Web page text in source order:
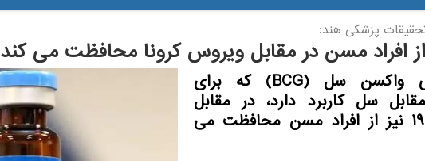
پزشكی هند:
افراد مسن در مقابل ویروس كرونا محافظت می كند
خراسان رضوی واكسن سل (BCG) كه برای
سل كاربرد دارد، در مقابل
بیماری كووید-19 نیز از افراد مسن محافظت می